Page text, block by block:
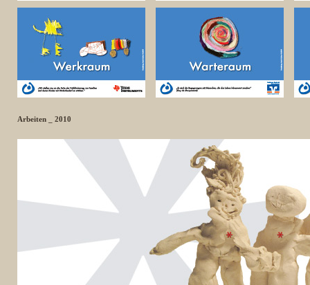
Arbeiten _ 2010